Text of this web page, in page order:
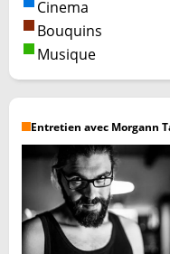
Cinema
Bouquins
Musique
Entretien avec Morgann